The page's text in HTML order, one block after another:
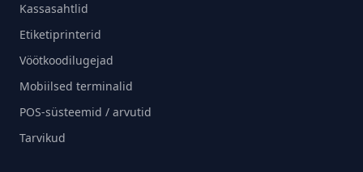
Kassasahtlid
Etiketiprinterid
Vöötkoodilugejad
Mobiilsed terminalid
POS-süsteemid / arvutid
Tarvikud